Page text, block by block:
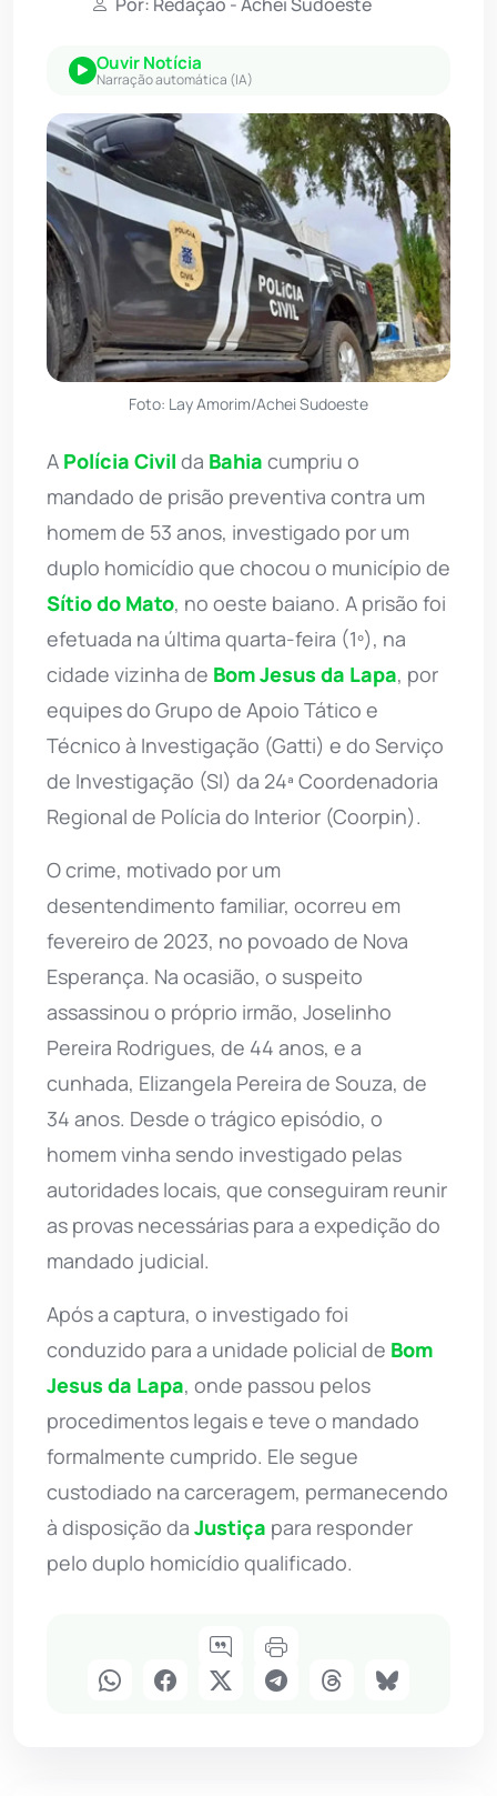
Ouvir Notícia
Narração automática (IA)
Foto: Lay Amorim/Achei Sudoeste
A Polícia Civil da Bahia cumpriu o
mandado de prisão preventiva contra um
homem de 53 anos, investigado por um
duplo homicídio que chocou o município de
Sítio do Mato, no oeste baiano. A prisão foi
efetuada na última quarta-feira (1º), na
cidade vizinha de Bom Jesus da Lapa, por
equipes do Grupo de Apoio Tático e
Técnico à Investigação (Gatti) e do Serviço
de Investigação (SI) da 24ª Coordenadoria
Regional de Polícia do Interior (Coorpin).
O crime, motivado por um
desentendimento familiar, ocorreu em
fevereiro de 2023, no povoado de Nova
Esperança. Na ocasião, o suspeito
assassinou o próprio irmão, Joselinho
Pereira Rodrigues, de 44 anos, e a
cunhada, Elizangela Pereira de Souza, de
34 anos. Desde o trágico episódio, o
homem vinha sendo investigado pelas
autoridades locais, que conseguiram reunir
as provas necessárias para a expedição do
mandado judicial.
Após a captura, o investigado foi
conduzido para a unidade policial de Bom
Jesus da Lapa, onde passou pelos
procedimentos legais e teve o mandado
formalmente cumprido. Ele segue
custodiado na carceragem, permanecendo
à disposição da Justiça para responder
pelo duplo homicídio qualificado.